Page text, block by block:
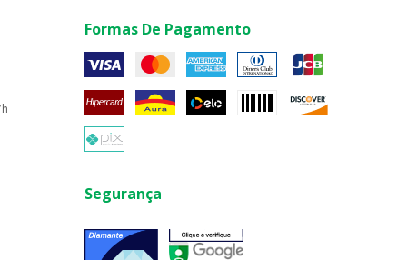
Formas De Pagamento
Segurança